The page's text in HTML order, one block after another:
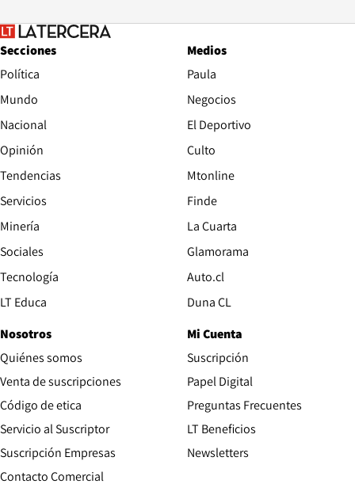
Secciones
Política
Mundo
Nacional
Opinión
Tendencias
Servicios
Minería
Sociales
Tecnología
LT Educa
Medios
Paula
Negocios
El Deportivo
Culto
Mtonline
Finde
La Cuarta
Glamorama
Auto.cl
Duna CL
Nosotros
Quiénes somos
Venta de suscripciones
Código de etica Opens in new window
Servicio al Suscriptor
Suscripción Empresas
Contacto Comercial
Mi Cuenta
Suscripción
Papel Digital
Preguntas Frecuentes
LT Beneficios
Newsletters